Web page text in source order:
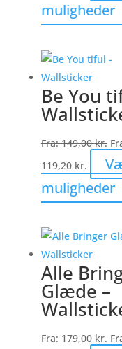
muligheder
Be You
Fra:149,00kr.
119,20 kr.
muligheder
Alle
Glæde –
Fra:179,00kr.